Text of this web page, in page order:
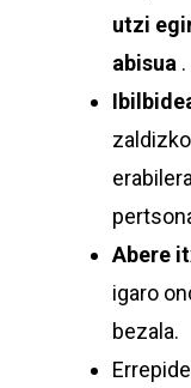
utzi
abisua .
Abere
igaro
bezala.